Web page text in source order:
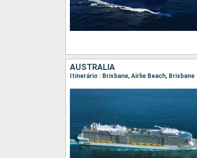
AUSTRALIA
Itinerário : Brisbane, Airlie Beach, Brisbane